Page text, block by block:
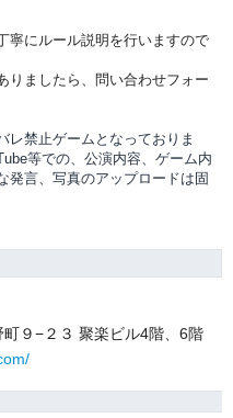
寧にルール説明を行いますので
りましたら、問い合わせフォー
レ禁止ゲームとなっておりま
等での、 公演内容、 ゲーム内
発言、写真のアップロードは固
９−２３ 聚楽ビル4階、6階